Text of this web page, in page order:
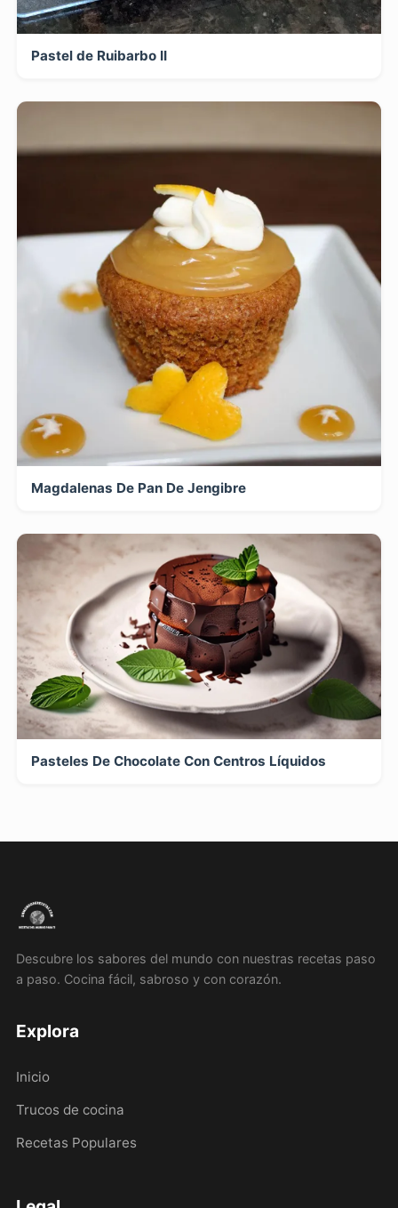
Pastel de Ruibarbo II
Magdalenas De Pan De Jengibre
Pasteles De Chocolate Con Centros Líquidos
Descubre los sabores del mundo con nuestras recetas paso
a paso. Cocina fácil, sabroso y con corazón.
Explora
Inicio
Trucos de cocina
Recetas Populares